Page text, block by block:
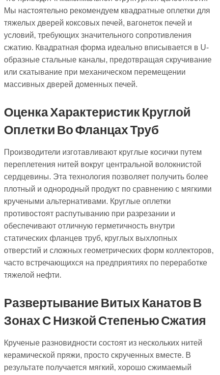
Мы настоятельно рекомендуем квадратные оплетки для
тяжелых дверей коксовых печей, вагонеток печей и
условий, требующих значительного сопротивления
сжатию. Квадратная форма идеально вписывается в U-
образные стальные каналы, предотвращая скручивание
или скатывание при механическом перемещении
массивных дверей доменных печей.
Оценка Характеристик Круглой
Оплетки Во Фланцах Труб
Производители изготавливают круглые косички путем
переплетения нитей вокруг центральной волокнистой
сердцевины. Эта технология позволяет получить более
плотный и однородный продукт по сравнению с мягкими
кручеными альтернативами. Круглые оплетки
противостоят распутыванию при разрезании и
обеспечивают отличную герметичность внутри
статических фланцев труб, круглых выхлопных
отверстий и сложных геометрических форм коллекторов,
часто встречающихся на предприятиях по переработке
тяжелой нефти.
Развертывание Витых Канатов В
Зонах С Низкой Степенью Сжатия
Крученые разновидности состоят из нескольких нитей
керамической пряжи, просто скрученных вместе. В
результате получается мягкий, хорошо сжимаемый